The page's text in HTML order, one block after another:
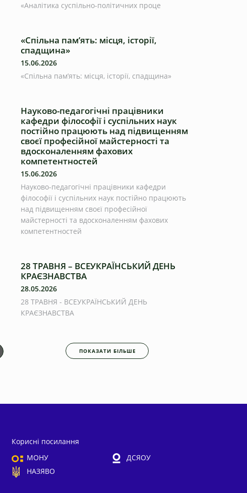
«Аналітика суспільно-політичних проце
«Спільна пам’ять: місця, історії,
спадщина»
15.06.2026
«Спільна пам’ять: місця, історії, спадщина»
Науково-педагогічні працівники
кафедри філософії і суспільних наук
постійно працюють над підвищенням
своєї професійної майстерності та
вдосконаленням фахових
компетентностей
15.06.2026
Науково-педагогічні працівники кафедри
філософії і суспільних наук постійно працюють
над підвищенням своєї професійної
майстерності та вдосконаленням фахових
компетентностей
28 ТРАВНЯ – ВСЕУКРАЇНСЬКИЙ ДЕНЬ
КРАЄЗНАВСТВА
28.05.2026
28 ТРАВНЯ - ВСЕУКРАЇНСЬКИЙ ДЕНЬ
КРАЄЗНАВСТВА
ПОКАЗАТИ БІЛЬШЕ
Корисні посилання
МОНУ
ДСЯОУ
НАЗЯВО